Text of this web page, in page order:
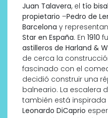
Juan Talavera, el tío
propietario –Pedro de
Barcelona y
Star en España. En 1910
astilleros de Harland &
de cerca la
fascinado con el
decidió construir una
balneario. La escalera
también está inspirada
Leonardo DiCaprio